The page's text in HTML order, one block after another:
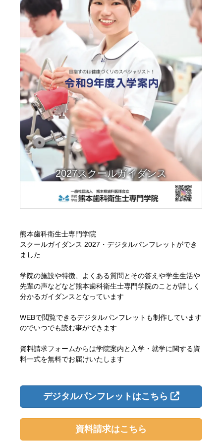
2027スクールガイダンス
熊本歯科衛生士専門学院
スクールガイダンス 2027・デジタルパンフレットができ
ました
学院の施設や特徴、よくある質問とその答えや学生生活や
先輩の声などなど熊本歯科衛生士専門学院のことが詳しく
分かるガイダンスとなっています
WEBで閲覧できるデジタルパンフレットも制作しています
のでいつでも読む事ができます
資料請求フォームからは学院案内と入学・就学に関する資
料一式を無料でお届けいたします
デジタルパンフレットはこちら
資料請求はこちら